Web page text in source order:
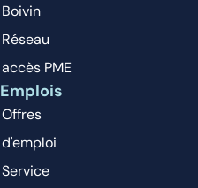
Boivin
Réseau
accès PME
Emplois
Offres
d'emploi
Service